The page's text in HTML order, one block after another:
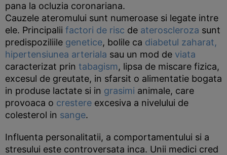
pana la ocluzia coronariana.
Cauzele ateromului sunt numeroase si legate intre
ele. Principalii factori de risc de ateroscleroza sunt
predispoziliile genetice, bolile ca diabetul zaharat,
hipertensiunea arteriala sau un mod de viata
caracterizat prin tabagism, lipsa de miscare fizica,
excesul de greutate, in sfarsit o alimentatie bogata
in produse lactate si in grasimi animale, care
provoaca o crestere excesiva a nivelului de
colesterol in sange.
Influenta personalitatii, a comportamentului si a
stresului este controversata inca. Unii medici cred